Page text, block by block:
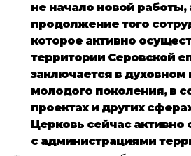
не начало новой работы,
продолжение того
которое активно
территории Серовской
заключается в духовном
молодого поколения, в
проектах и других
Церковь сейчас активно
с администрациями